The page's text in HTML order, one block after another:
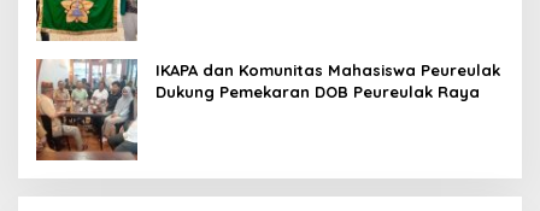
IKAPA dan Komunitas Mahasiswa Peureulak
Dukung Pemekaran DOB Peureulak Raya